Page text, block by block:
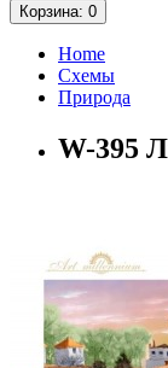
Корзина: 0
Home
Схемы
Природа
W-395